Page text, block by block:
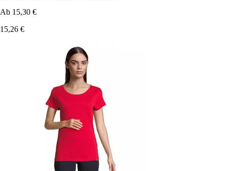
Ab 15,30 €
15,26 €